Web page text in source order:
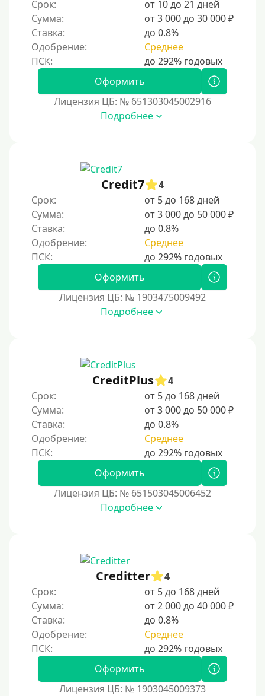
Срок:
от 10 до 21 дней
Сумма:
от 3 000 до 30 000 ₽
Ставка:
до 0.8%
Одобрение:
Среднее
Оформить
Лицензия ЦБ: № 651303045002916
Подробнее
Credit7
4
Срок:
от 5 до 168 дней
Сумма:
от 3 000 до 50 000 ₽
Ставка:
до 0.8%
Одобрение:
Среднее
Оформить
Лицензия ЦБ: № 1903475009492
Подробнее
CreditPlus
4
Срок:
от 5 до 168 дней
Сумма:
от 3 000 до 50 000 ₽
Ставка:
до 0.8%
Одобрение:
Среднее
Оформить
Лицензия ЦБ: № 651503045006452
Подробнее
Creditter
4
Срок:
от 5 до 168 дней
Сумма:
от 2 000 до 40 000 ₽
Ставка:
до 0.8%
Одобрение:
Среднее
Оформить
Лицензия ЦБ: № 1903045009373